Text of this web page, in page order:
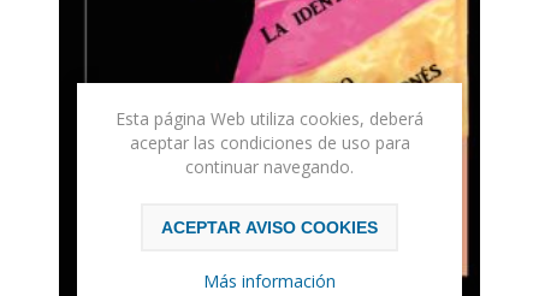
Esta página Web utiliza cookies, deberá
aceptar las condiciones de uso para
continuar navegando.
ACEPTAR AVISO COOKIES
Más información